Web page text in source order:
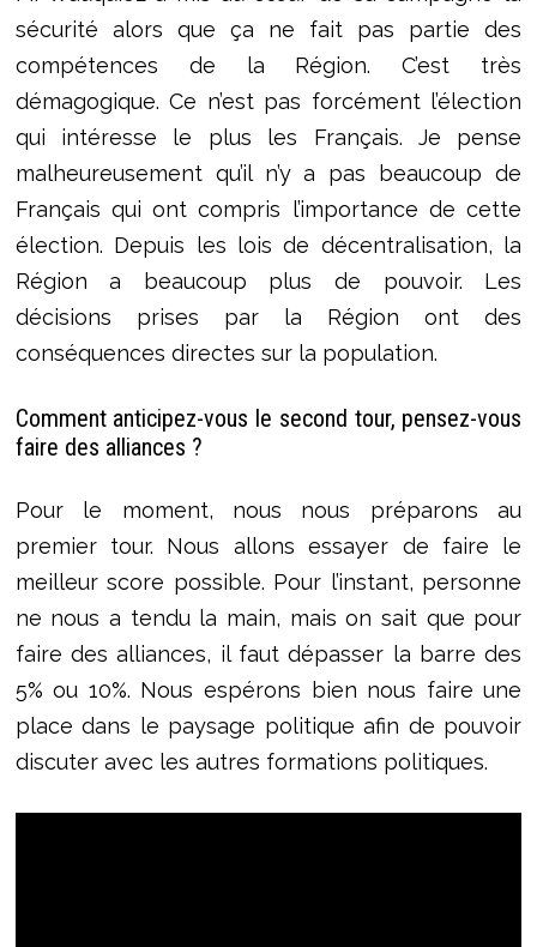
sécurité alors que ça ne fait pas partie des
compétences de la Région. C’est très
démagogique. Ce n’est pas forcément l’élection
qui intéresse le plus les Français. Je pense
malheureusement qu’il n’y a pas beaucoup de
Français qui ont compris l’importance de cette
élection. Depuis les lois de décentralisation, la
Région a beaucoup plus de pouvoir. Les
décisions prises par la Région ont des
conséquences directes sur la population.
Comment anticipez-vous le second tour, pensez-vous
faire des alliances ?
Pour le moment, nous nous préparons au
premier tour. Nous allons essayer de faire le
meilleur score possible. Pour l’instant, personne
ne nous a tendu la main, mais on sait que pour
faire des alliances, il faut dépasser la barre des
5% ou 10%. Nous espérons bien nous faire une
place dans le paysage politique afin de pouvoir
discuter avec les autres formations politiques.